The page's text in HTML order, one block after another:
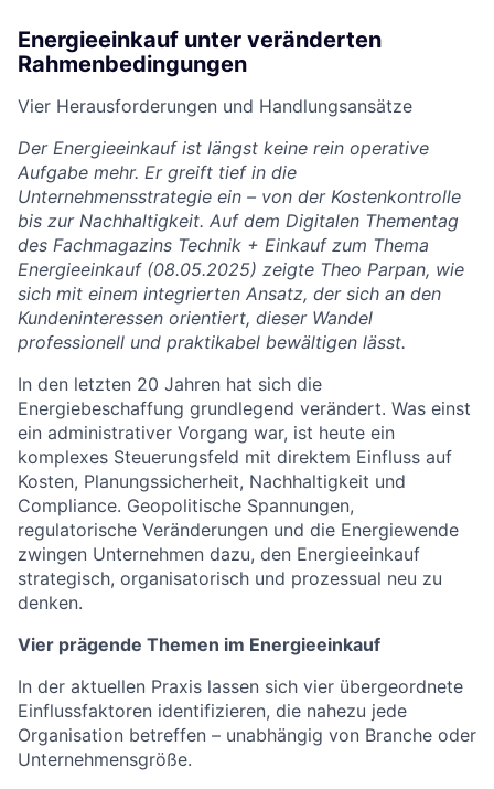
Energieeinkauf unter veränderten
Rahmenbedingungen
Vier Herausforderungen und Handlungsansätze
Der Energieeinkauf ist längst keine rein operative
Aufgabe mehr. Er greift tief in die
Unternehmensstrategie ein – von der Kostenkontrolle
bis zur Nachhaltigkeit. Auf dem Digitalen Thementag
des Fachmagazins Technik + Einkauf zum Thema
Energieeinkauf (08.05.2025) zeigte Theo Parpan, wie
sich mit einem integrierten Ansatz, der sich an den
Kundeninteressen orientiert, dieser Wandel
professionell und praktikabel bewältigen lässt.
In den letzten 20 Jahren hat sich die
Energiebeschaffung grundlegend verändert. Was einst
ein administrativer Vorgang war, ist heute ein
komplexes Steuerungsfeld mit direktem Einfluss auf
Kosten, Planungssicherheit, Nachhaltigkeit und
Compliance. Geopolitische Spannungen,
regulatorische Veränderungen und die Energiewende
zwingen Unternehmen dazu, den Energieeinkauf
strategisch, organisatorisch und prozessual neu zu
denken.
Vier prägende Themen im Energieeinkauf
In der aktuellen Praxis lassen sich vier übergeordnete
Einflussfaktoren identifizieren, die nahezu jede
Organisation betreffen – unabhängig von Branche oder
Unternehmensgröße.